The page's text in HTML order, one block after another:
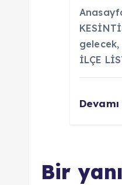
gelecek,
İLÇE
Devamı
Bir